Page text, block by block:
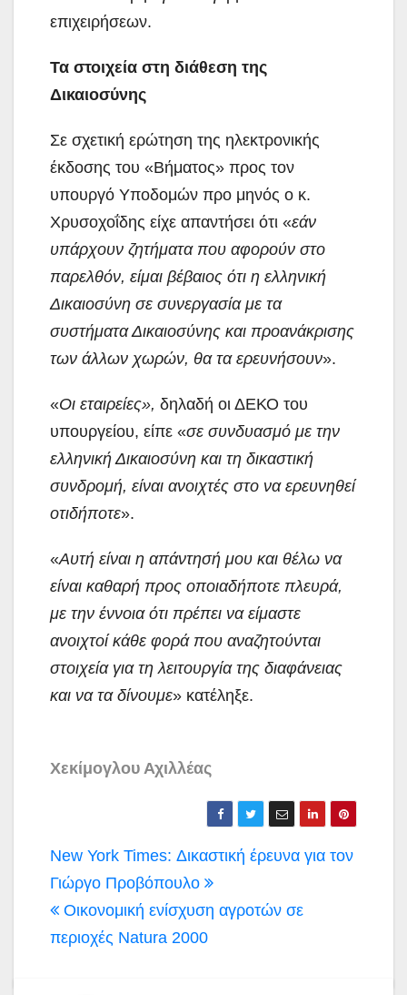
επιχειρήσεων.
Τα στοιχεία στη διάθεση της
Δικαιοσύνης
Σε σχετική ερώτηση της ηλεκτρονικής
έκδοσης του «Βήματος» προς τον
υπουργό Υποδομών προ μηνός ο κ.
Χρυσοχοΐδης είχε απαντήσει ότι «εάν
υπάρχουν ζητήματα που αφορούν στο
παρελθόν, είμαι βέβαιος ότι η ελληνική
Δικαιοσύνη σε συνεργασία με τα
συστήματα Δικαιοσύνης και προανάκρισης
των άλλων χωρών, θα τα ερευνήσουν».
«Οι εταιρείες», δηλαδή οι ΔΕΚΟ του
υπουργείου, είπε «σε συνδυασμό με την
ελληνική Δικαιοσύνη και τη δικαστική
συνδρομή, είναι ανοιχτές στο να ερευνηθεί
οτιδήποτε».
«Αυτή είναι η απάντησή μου και θέλω να
είναι καθαρή προς οποιαδήποτε πλευρά,
με την έννοια ότι πρέπει να είμαστε
ανοιχτοί κάθε φορά που αναζητούνται
στοιχεία για τη λειτουργία της διαφάνειας
και να τα δίνουμε» κατέληξε.
Χεκίμογλου Αχιλλέας
Πλοήγηση
άρθρων
New York Times: Δικαστική έρευνα για τον
Γιώργο Προβόπουλο
Οικονομική ενίσχυση αγροτών σε
περιοχές Natura 2000